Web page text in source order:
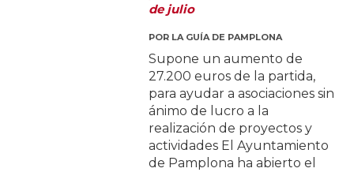
de julio
POR LA GUÍA DE PAMPLONA
Supone un aumento de
27.200 euros de la partida,
para ayudar a asociaciones sin
ánimo de lucro a la
realización de proyectos y
actividades El Ayuntamiento
de Pamplona ha abierto el